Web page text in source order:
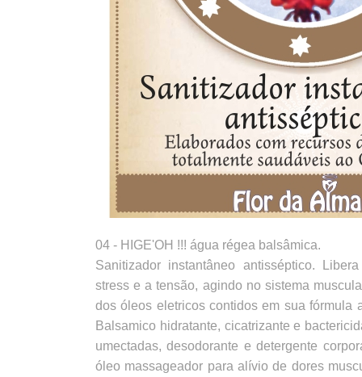
04 - HIGE'OH !!! água régea balsâmica.
Sanitizador instantâneo antisséptico.
stress e a tensão, agindo no sistema
dos óleos eletricos contidos em sua fórmula
Balsamico hidratante, cicatrizante e
umectadas, desodorante e detergente
óleo massageador para alívio de dores